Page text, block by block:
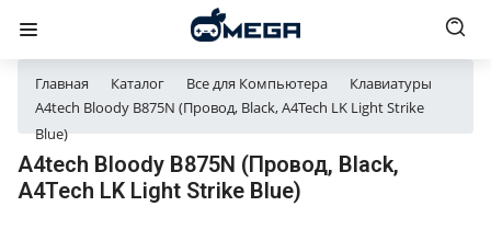
Главная Каталог Все для Компьютера
Клавиатуры
A4tech Bloody B875N (Провод, Black, A4Tech LK Light Strike
Blue)
A4tech Bloody B875N (Провод, Black,
A4Tech LK Light Strike Blue)